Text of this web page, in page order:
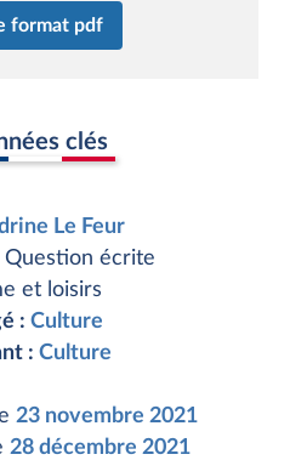
format pdf
clés
Le Feur
Question écrite
et loisirs
: Culture
: Culture
23 novembre 2021
28 décembre 2021